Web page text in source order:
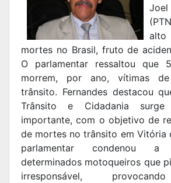
mortes no Brasil, fruto de
O parlamentar ressaltou que
morrem, por ano, vítimas
trânsito. Fernandes destacou
Trânsito e Cidadania
importante, com o objetivo de
de mortes no trânsito em Vitória
parlamentar condenou
determinados motoqueiros que
irresponsável,